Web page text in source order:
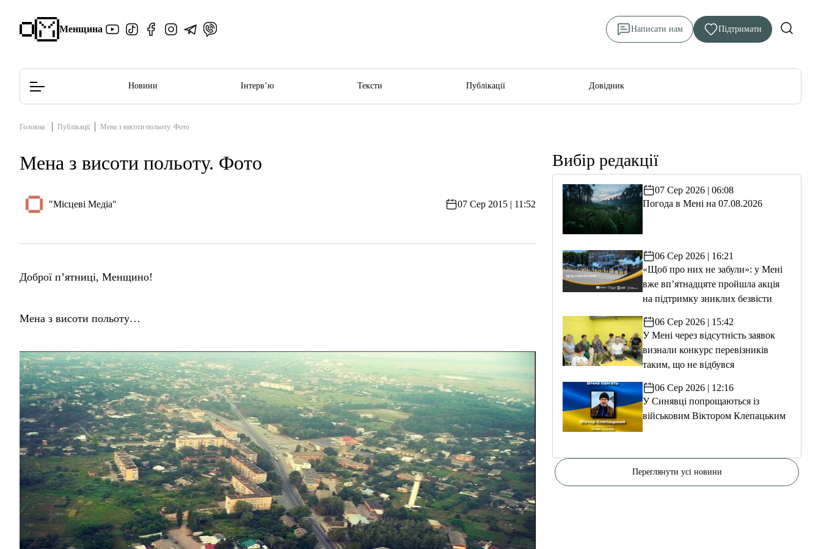
Менщина Написати нам Підтримати
Редакційна політика
Новини Інтерв’ю Тексти Публікації Довідник
Головна Публікації Мена з висоти польоту. Фото
Мена з висоти польоту. Фото
"Місцеві Медіа" 07 Сер 2015 | 11:52
Доброї п’ятниці, Менщино!
Мена з висоти польоту…
Вибір редакції
07 Сер 2026 | 06:08
Погода в Мені на 07.08.2026
06 Сер 2026 | 16:21
«Щоб про них не забули»: у Мені
вже вп’ятнадцяте пройшла акція
на підтримку зниклих безвісти
06 Сер 2026 | 15:42
У Мені через відсутність заявок
визнали конкурс перевізників
таким, що не відбувся
06 Сер 2026 | 12:16
У Синявці попрощаються із
військовим Віктором Клепацьким
Переглянути усі новини